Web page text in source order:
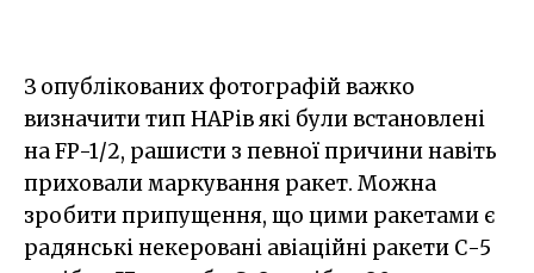
З опублікованих фотографій важко
визначити тип НАРів які були встановлені
на FP-1/2, рашисти з певної причини навіть
приховали маркування ракет. Можна
зробити припущення, що цими ракетами є
радянські некеровані авіаційні ракети С-5